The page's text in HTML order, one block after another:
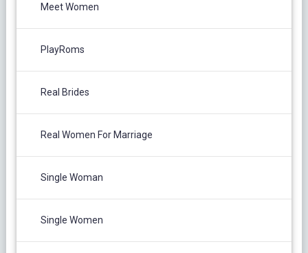
Meet Women
PlayRoms
Real Brides
Real Women For Marriage
Single Woman
Single Women